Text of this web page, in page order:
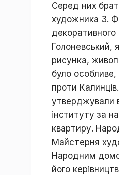
Серед них
художника З.
Голоневський,
рисунка,
було
проти
утверджували
інституту за
квартиру.
Майстерня
Народним
його